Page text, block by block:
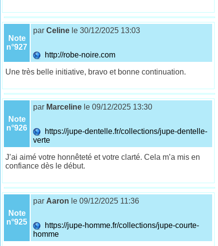
Note
n°927
parCeline le 30/12/2025 13:03
http://robe-noire.com
Une très belle initiative, bravo et bonne continuation.
Note
n°926
par Marceline le 09/12/2025 13:30
https://jupe-dentelle.fr/collections/jupe-dentelle-
verte
J’ai aimé votre honnêteté et votre clarté. Cela m’a mis en
confiance dès le début.
Note
n°925
par Aaron le 09/12/2025 11:36
https://jupe-homme.fr/collections/jupe-courte-
homme